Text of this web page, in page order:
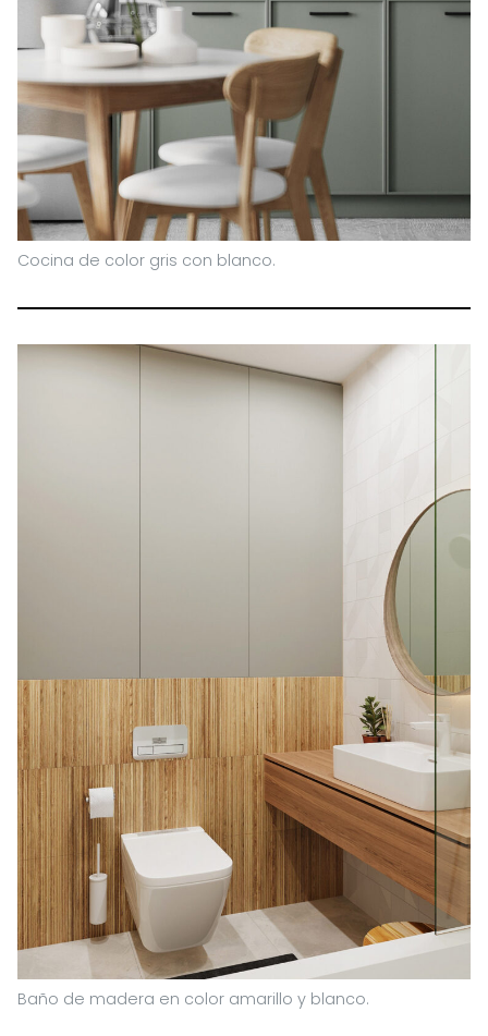
Cocina de color gris con blanco.
Baño de madera en color amarillo y blanco.